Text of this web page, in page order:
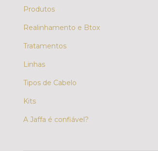
Produtos
Realinhamento e Btox
Tratamentos
Linhas
Tipos de Cabelo
Kits
A Jaffa é confiável?